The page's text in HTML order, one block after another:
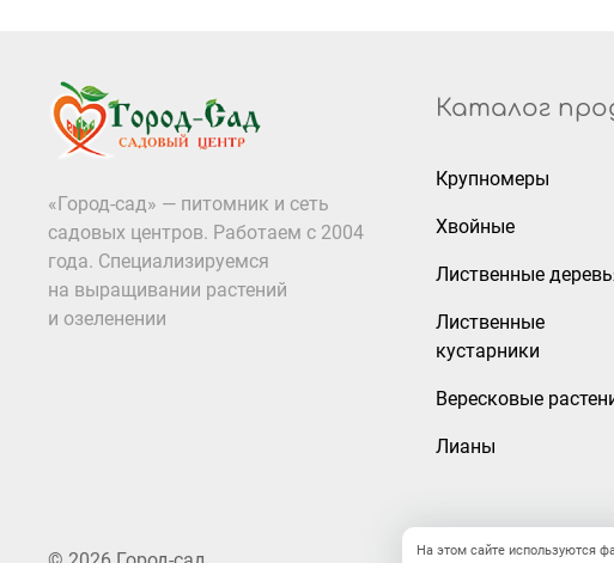
«Город-сад» — питомник и сеть
садовых центров. Работаем с 2004
года. Специализируемся
на выращивании растений
и озеленении
Каталог
Крупномеры
Хвойные
Лиственные
Лиственные
кустарники
Вересковые
Лианы
На этом сайте используются